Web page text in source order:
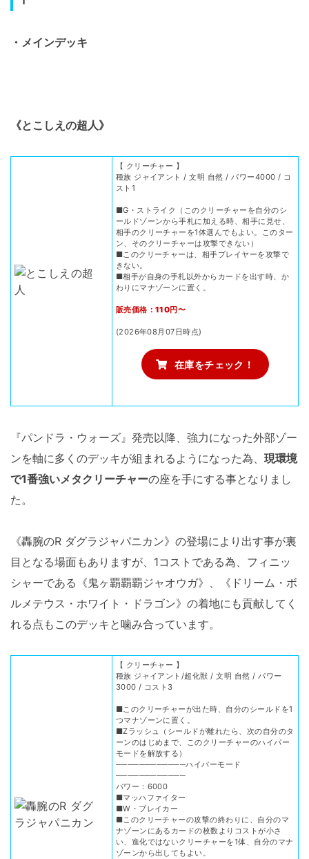
・メインデッキ
《とこしえの超人》
【 クリーチャー 】
種族 ジャイアント / 文明 自然 / パワー4000 / コ
スト1
■G・ストライク（このクリーチャーを自分のシ
ールドゾーンから手札に加える時、相手に見せ、
相手のクリーチャーを1体選んでもよい。このター
ン、そのクリーチャーは攻撃できない）
■このクリーチャーは、相手プレイヤーを攻撃で
きない。
■相手が自身の手札以外からカードを出す時、か
わりにマナゾーンに置く。
販売価格：110円〜
(2026年08月07日時点)
在庫をチェック！
『パンドラ・ウォーズ』発売以降、強力になった外部ゾー
ンを軸に多くのデッキが組まれるようになった為、 現環境
で1番強いメタクリーチャーの座を手にする事となりまし
た。
《轟腕のR ダグラジャパニカン》の登場により出す事が裏
目となる場面もありますが、1コストである為、フィニッ
シャーである《鬼ヶ覇覇覇ジャオウガ》、《ドリーム・ボ
ルメテウス・ホワイト・ドラゴン》の着地にも貢献してく
れる点もこのデッキと噛み合っています。
【 クリーチャー 】
種族 ジャイアント/超化獣 / 文明 自然 / パワー
3000 / コスト3
■このクリーチャーが出た時、自分のシールドを1
つマナゾーンに置く。
■Zラッシュ（シールドが離れたら、次の自分のタ
ーンのはじめまで、このクリーチャーのハイパー
モードを解放する）
────────────ハイパーモード
────────────
パワー：6000
■マッハファイター
■W・ブレイカー
■このクリーチャーの攻撃の終わりに、自分のマ
ナゾーンにあるカードの枚数よりコストが小さ
い、進化ではないクリーチャーを1体、自分のマナ
ゾーンから出してもよい。